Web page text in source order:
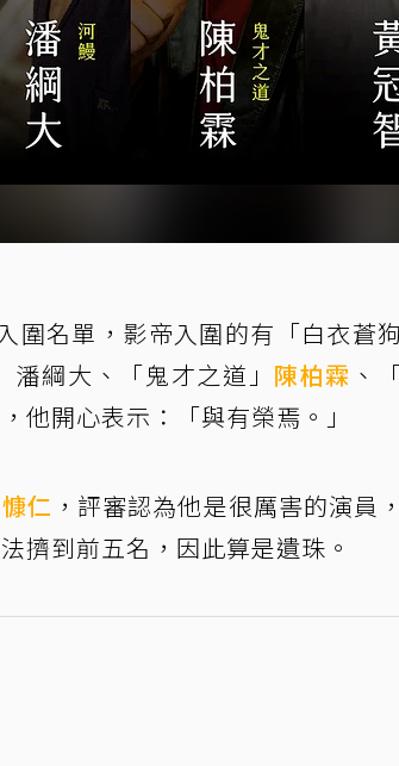
圍名單，影帝入圍的有「白衣蒼
潘綱大、「鬼才之道」 陳柏霖 、
他開心表示：「與有榮焉。」
仁 ，評審認為他是很厲害的演員
擠到前五名，因此算是遺珠。